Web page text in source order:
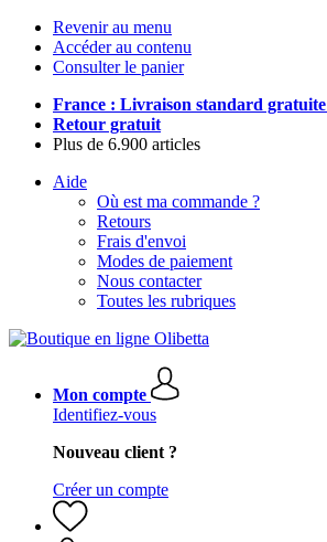
Revenir au menu
Accéder au contenu
Consulter le panier
France : Livraison standard gratuite
Retour gratuit
Plus de 6.900 articles
Aide
Où est ma commande ?
Retours
Frais d'envoi
Modes de paiement
Nous contacter
Toutes les rubriques
Mon compte
Identifiez-vous
Nouveau client ?
Créer un compte